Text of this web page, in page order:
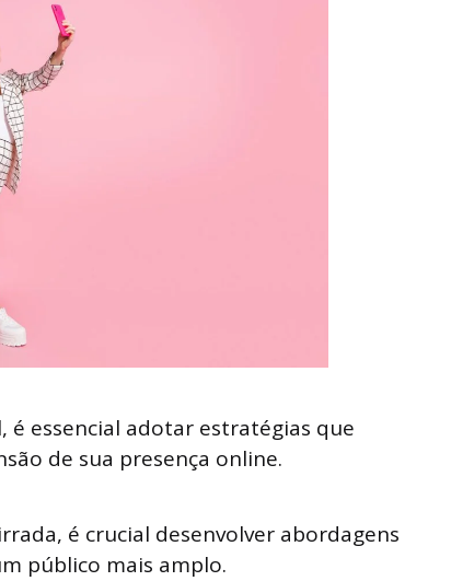
essencial adotar estratégias que
de sua presença online.
é crucial desenvolver abordagens
público mais amplo.